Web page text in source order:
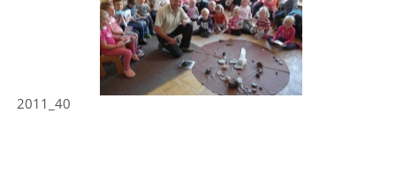
2011_40